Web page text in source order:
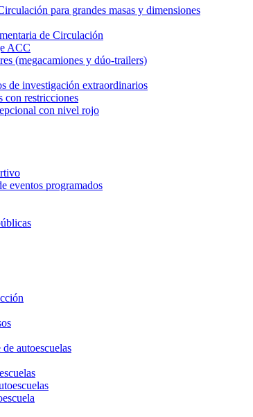
para grandes masas y dimensiones
de Circulación
ACC
(megacamiones y dúo-trailers)
de investigación extraordinarios
con restricciones
con nivel rojo
eventos programados
autoescuelas